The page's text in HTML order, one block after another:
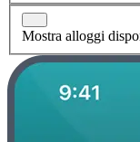
Mostra alloggi